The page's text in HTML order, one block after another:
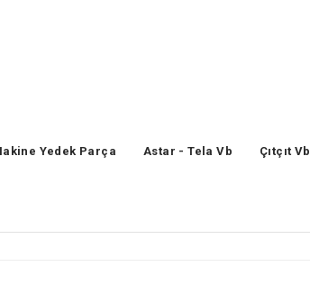
Yedek Parça Astar - Tela Vb Çıtçıt Vb